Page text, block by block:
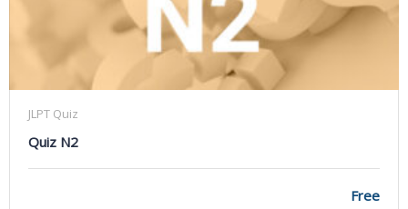
JLPT Quiz
Quiz N2
Free